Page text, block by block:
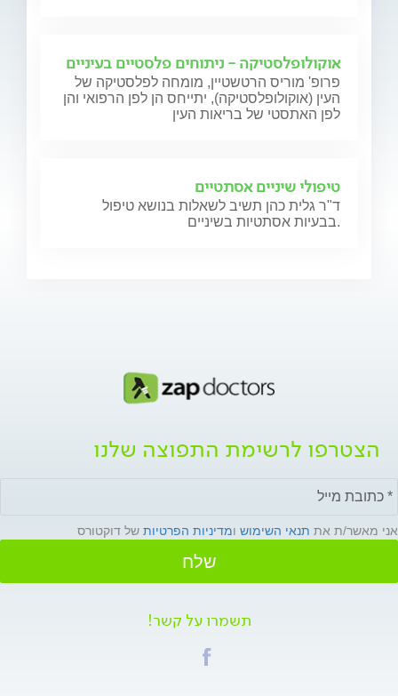
אוקולופלסטיקה - ניתוחים פלסטיים בעיניים
פרופ' מוריס הרטשטיין, מומחה לפלסטיקה של
העין (אוקולופלסטיקה), יתייחס הן לפן הרפואי והן
לפן האתסטי של בריאות העין
טיפולי שיניים אסתטיים
ד"ר גלית כהן תשיב לשאלות בנושא טיפול
בבעיות אסתטיות בשיניים.
הצטרפו לרשימת התפוצה שלנו
אני מאשר/ת את תנאי השימוש ומדיניות הפרטיות של דוקטורס
שלח
תשמרו על קשר!